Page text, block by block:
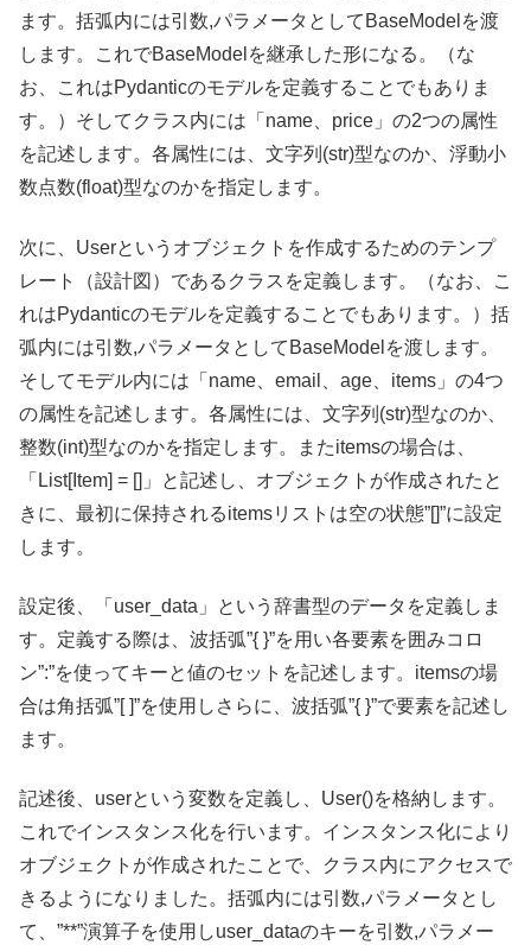
ます。括弧内には引数,パラメータとしてBaseModelを渡
します。これでBaseModelを継承した形になる。（な
お、これはPydanticのモデルを定義することでもありま
す。）そしてクラス内には「name、price」の2つの属性
を記述します。各属性には、文字列(str)型なのか、浮動小
数点数(float)型なのかを指定します。
次に、Userというオブジェクトを作成するためのテンプ
レート（設計図）であるクラスを定義します。（なお、こ
れはPydanticのモデルを定義することでもあります。）括
弧内には引数,パラメータとしてBaseModelを渡します。
そしてモデル内には「name、email、age、items」の4つ
の属性を記述します。各属性には、文字列(str)型なのか、
整数(int)型なのかを指定します。またitemsの場合は、
「List[Item] = []」と記述し、オブジェクトが作成されたと
きに、最初に保持されるitemsリストは空の状態”[]”に設定
します。
設定後、「user_data」という辞書型のデータを定義しま
す。定義する際は、波括弧”{ }”を用い各要素を囲みコロ
ン”:”を使ってキーと値のセットを記述します。itemsの場
合は角括弧”[ ]”を使用しさらに、波括弧”{ }”で要素を記述し
ます。
記述後、userという変数を定義し、User()を格納します。
これでインスタンス化を行います。インスタンス化により
オブジェクトが作成されたことで、クラス内にアクセスで
きるようになりました。括弧内には引数,パラメータとし
て、”**”演算子を使用しuser_dataのキーを引数,パラメー